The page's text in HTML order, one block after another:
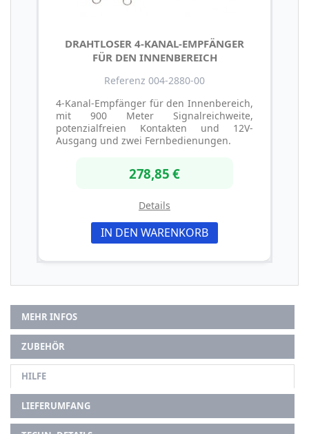
DRAHTLOSER 4-KANAL-EMPFÄNGER
FÜR DEN INNENBEREICH
Referenz 004-2880-00
4-Kanal-Empfänger für den Innenbereich,
mit 900 Meter Signalreichweite,
potenzialfreien Kontakten und 12V-
Ausgang und zwei Fernbedienungen.
278,85 €
Details
IN DEN WARENKORB
MEHR INFOS
ZUBEHÖR
HILFE
LIEFERUMFANG